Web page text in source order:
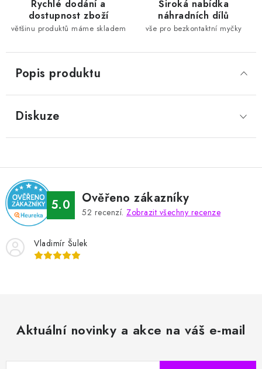
Rychlé dodání a
dostupnost zboží
většinu produktů máme skladem
Široká nabídka
náhradních dílů
vše pro bezkontaktní myčky
Popis produktu
Diskuze
5.0 Ověřeno zákazníky
52 recenzí. Zobrazit všechny recenze
Vladimír Šulek
Aktuální novinky a akce na váš e-mail